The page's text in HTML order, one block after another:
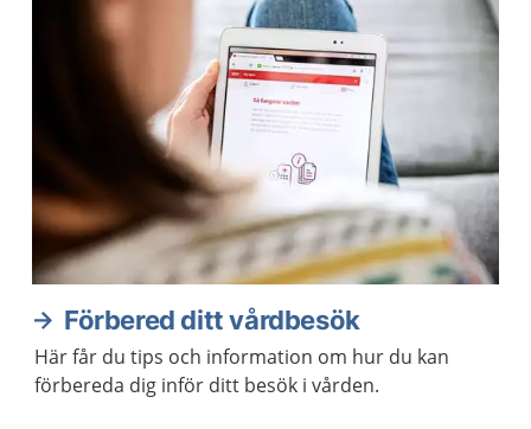
Förbered ditt vårdbesök
Här får du tips och information om hur du kan
förbereda dig inför ditt besök i vården.